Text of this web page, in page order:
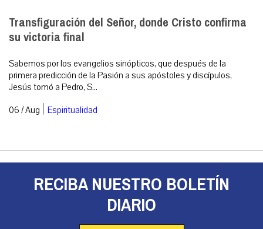
Transfiguración del Señor, donde Cristo confirma
su victoria final
Sabemos por los evangelios sinópticos, que después de la
primera predicción de la Pasión a sus apóstoles y discípulos,
Jesús tomó a Pedro, S...
06 / Aug | Espiritualidad
RECIBA NUESTRO BOLETÍN
DIARIO